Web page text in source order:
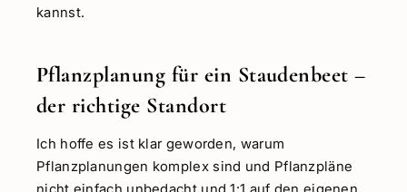
kannst.
Pflanzplanung für ein Staudenbeet –
der richtige Standort
Ich hoffe es ist klar geworden, warum
Pflanzplanungen komplex sind und Pflanzpläne